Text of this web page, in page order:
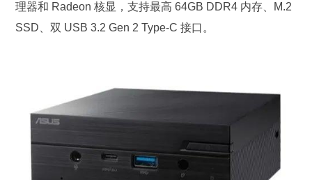
理器和 Radeon 核显，支持最高 64GB DDR4 内存、M.2
SSD、双 USB 3.2 Gen 2 Type-C 接口。